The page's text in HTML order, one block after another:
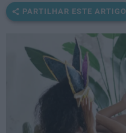
PARTILHAR ESTE ARTIGO